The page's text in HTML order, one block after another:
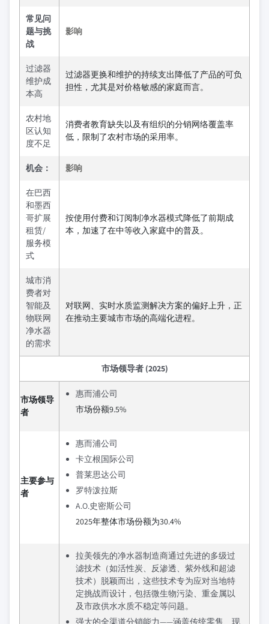
常见问
题与挑
战
影响
过滤器
维护成
本高
过滤器更换和维护的持续支出降低了产品的可负
担性，尤其是对价格敏感的家庭而言。
农村地
区认知
度不足
消费者教育缺失以及有组织的分销网络覆盖率
低，限制了农村市场的采用率。
机会： 影响
在巴西
和墨西
哥扩展
租赁/
服务模
式
按使用付费和订阅制净水器模式降低了前期成
本，加速了在中等收入家庭中的普及。
城市消
费者对
智能及
物联网
净水器
的需求
对联网、实时水质监测解决方案的偏好上升，正
在推动主要城市市场的高端化进程。
市场领导者 (2025)
市场领导
者
惠而浦公司
市场份额9.5%
主要参与
者
惠而浦公司
卡立根国际公司
普莱思达公司
罗特泼拉斯
A.O.史密斯公司
2025年整体市场份额为30.4%
拉美领先的净水器制造商通过先进的多级过
滤技术（如活性炭、反渗透、紫外线和超滤
技术）脱颖而出，这些技术专为应对当地特
定挑战而设计，包括微生物污染、重金属以
及市政供水水质不稳定等问题。
强大的全渠道分销能力——涵盖传统零售、现